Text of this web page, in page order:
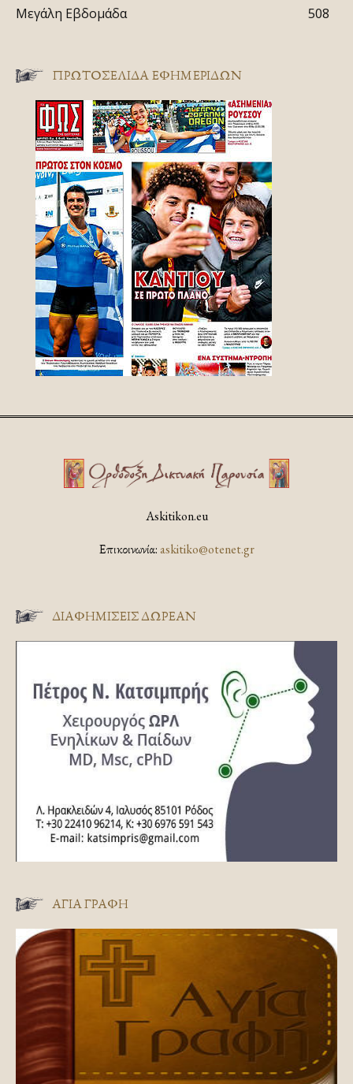
Μεγάλη Εβδομάδα
508
ΠΡΩΤΟΣΈΛΙΔΑ ΕΦΗΜΕΡΊΔΩΝ
Askitikon.eu
Επικοινωνία:askitiko@otenet.gr
ΔΙΑΦΗΜΊΣΕΙΣ ΔΩΡΕΆΝ
ΑΓΊΑ ΓΡΑΦΉ